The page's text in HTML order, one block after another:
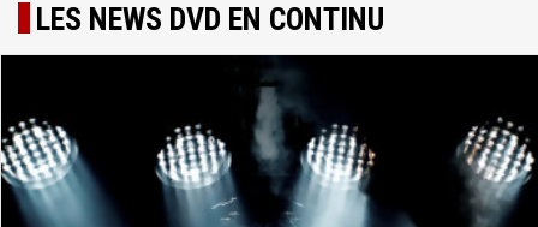
LES NEWS DVD EN CONTINU